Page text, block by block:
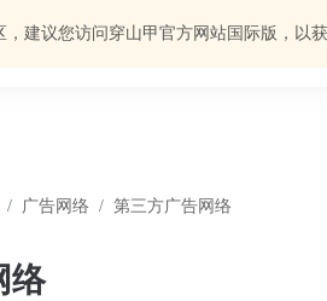
建议您访问穿山甲官方网站国际版，以
/ 广告网络 / 第三方广告网络
络